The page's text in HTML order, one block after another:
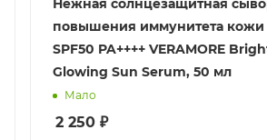
Нежная солнцезащитная
повышения иммунитета кожи
SPF50 PA++++ VERAMORE
Glowing Sun Serum, 50 мл
Мало
2 250 ₽